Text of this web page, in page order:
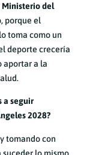
Ministerio del
porque el
toma como un
deporte crecería
aportar a la
a seguir
2028?
tomando con
suceder lo mismo